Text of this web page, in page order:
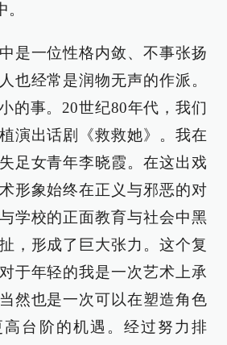
是一位性格内敛、不事张扬
也经常是润物无声的作派。
的事。20世纪80年代，我们
演出话剧《救救她》。我在
足女青年李晓霞。在这出戏
形象始终在正义与邪恶的对
学校的正面教育与社会中黑
，形成了巨大张力。这个复
于年轻的我是一次艺术上承
然也是一次可以在塑造角色
台阶的机遇。经过努力排